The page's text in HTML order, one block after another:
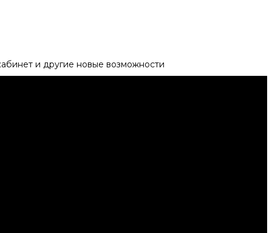
и другие новые возможности